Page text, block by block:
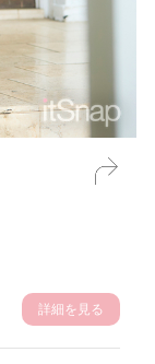
詳細を見る